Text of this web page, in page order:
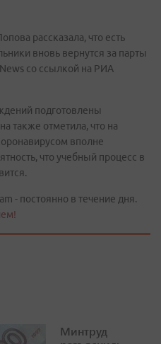
рассказала, что есть
вновь вернутся за парты
со ссылкой на РИА
подготовлены
также отметила, что на
вполне
что учебный процесс в
- постоянно в течение дня.
Минтруд